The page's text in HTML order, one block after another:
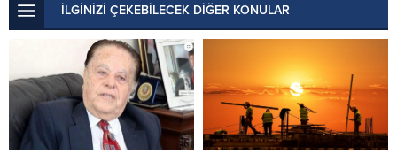
İLGİNİZİ ÇEKEBİLECEK DİĞER KONULAR